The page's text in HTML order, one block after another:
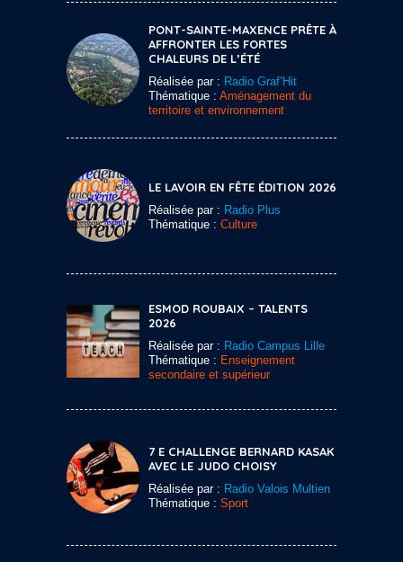
PONT-SAINTE-MAXENCE PRÊTE À
AFFRONTER LES FORTES
CHALEURS DE L’ÉTÉ
Réalisée par : Radio Graf’Hit
Thématique : Aménagement du
territoire et environnement
LE LAVOIR EN FÊTE ÉDITION 2026
Réalisée par : Radio Plus
Thématique : Culture
ESMOD ROUBAIX – TALENTS
2026
Réalisée par : Radio Campus Lille
Thématique : Enseignement
secondaire et supérieur
7 E CHALLENGE BERNARD KASAK
AVEC LE JUDO CHOISY
Réalisée par : Radio Valois Multien
Thématique : Sport